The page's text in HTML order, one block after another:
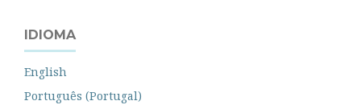
IDIOMA
English
Português (Portugal)